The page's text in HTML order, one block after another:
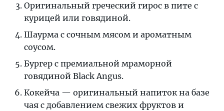
Оригинальный греческий гирос в пите с
курицей или говядиной.
Шаурма с сочным мясом и ароматным
соусом.
Бургер с премиальной мраморной
говядиной Black Angus.
Кокейча — оригинальный напиток на базе
чая с добавлением свежих фруктов и